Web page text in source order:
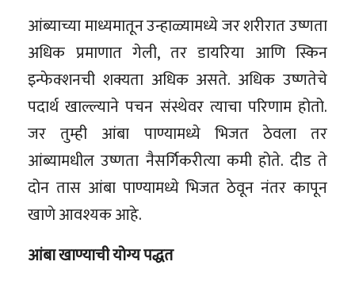
आंब्याच्या माध्यमातून उन्हाळ्यामध्ये जर शरीरात उष्णता
अधिक प्रमाणात गेली, तर डायरिया आणि स्किन
इन्फेक्शनची शक्यता अधिक असते. अधिक उष्णतेचे
पदार्थ खाल्ल्याने पचन संस्थेवर त्याचा परिणाम होतो.
जर तुम्ही आंबा पाण्यामध्ये भिजत ठेवला तर
आंब्यामधील उष्णता नैसर्गिकरीत्या कमी होते. दीड ते
दोन तास आंबा पाण्यामध्ये भिजत ठेवून नंतर कापून
खाणे आवश्यक आहे.
आंबा खाण्याची योग्य पद्धत